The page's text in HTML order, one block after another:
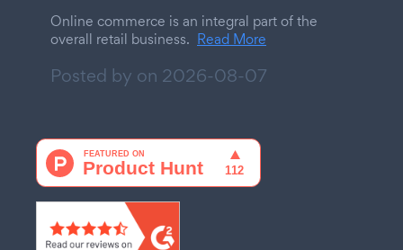
Online commerce is an integral part of the
overall retail business. Read More
Posted by on 2026-08-07